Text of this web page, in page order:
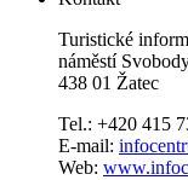
Turistické
náměstí
438 01 Žatec
Tel.: +420 415
E-mail:
Web: